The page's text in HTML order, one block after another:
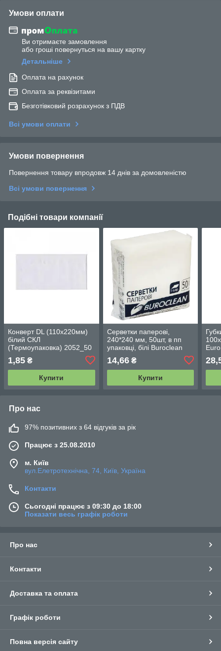
Умови оплати
Ви отримаєте замовлення
або гроші повернуться на вашу картку
Детальніше
Оплата на рахунок
Оплата за реквізитами
Безготівковий розрахунок з ПДВ
Всі умови оплати
Умови повернення
Повернення товару впродовж 14 днів за домовленістю
Всі умови повернення
Подібні товари компанії
Конверт DL (110х220мм)
білий СКЛ
(Термоупаковка) 2052_50
1,85 ₴
Купити
Серветки паперові,
240*240 мм, 50шт, в пп
упаковці, білі Buroclean
14,66₴
Купити
Про нас
97% позитивних з 64 відгуків за рік
Працює з 25.08.2010
м. Київ
вул.Елетротехнічна, 74, Київ, Україна
Контакти
Сьогодні працює з 09:30 до 18:00
Показати весь графік роботи
Про нас
Контакти
Доставка та оплата
Графік роботи
Повна версія сайту